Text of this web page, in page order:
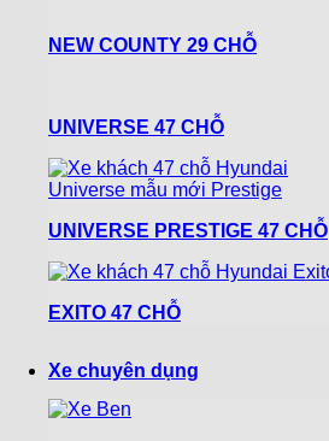
NEW COUNTY 29 CHỖ
UNIVERSE 47 CHỖ
UNIVERSE PRESTIGE 47 CHỖ
EXITO 47 CHỖ
Xe chuyên dụng